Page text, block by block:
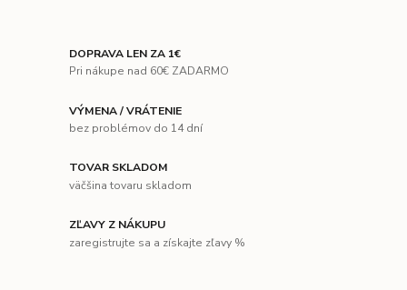
DOPRAVA LEN ZA 1€
Pri nákupe nad 60€ ZADARMO
VÝMENA / VRÁTENIE
bez problémov do 14 dní
TOVAR SKLADOM
väčšina tovaru skladom
ZĽAVY Z NÁKUPU
zaregistrujte sa a získajte zľavy %